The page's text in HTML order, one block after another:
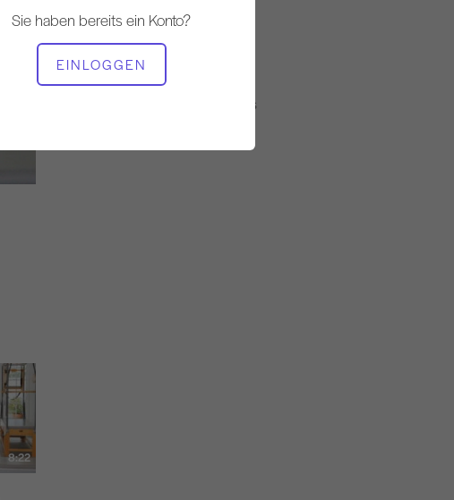
Sie haben bereits ein Konto?
EINLOGGEN
BENÖTIGTE AUSRÜSTUNG
Matte
Matte mit magischem Kreis
8:22